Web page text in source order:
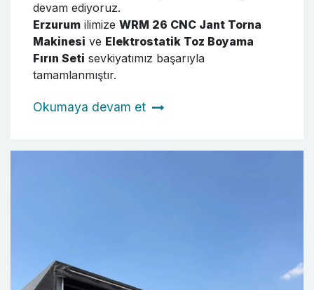
devam ediyoruz.
Erzurum ilimize WRM 26 CNC Jant Torna
Makinesi ve Elektrostatik Toz Boyama
Fırın Seti sevkiyatımız başarıyla
tamamlanmıştır.
Okumaya devam et